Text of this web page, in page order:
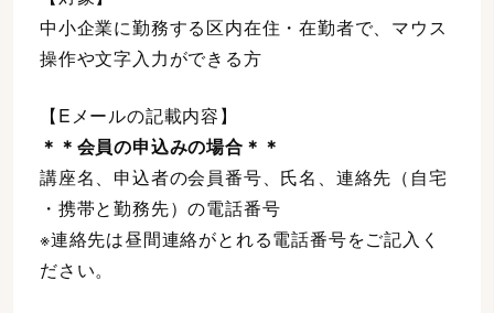
中小企業に勤務する区内在住・在勤者で、マウス
操作や文字入力ができる方
【Eメールの記載内容】
＊＊会員の申込みの場合＊＊
講座名、申込者の会員番号、氏名、連絡先（自宅
・携帯と勤務先）の電話番号
※連絡先は昼間連絡がとれる電話番号をご記入く
ださい。